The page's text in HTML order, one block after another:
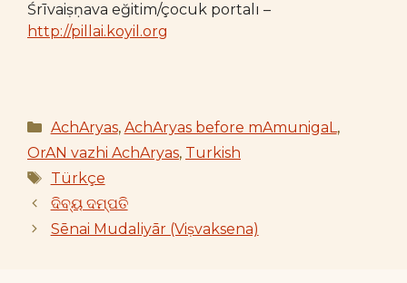
Śrīvaiṣṇava eğitim/çocuk portalı –
http://pillai.koyil.org
Categories
AchAryas, AchAryas before mAmunigaL,
OrAN vazhi AchAryas, Turkish
Tags
Türkçe
ଦିବ୍ୟ ଦମ୍ପତି
Sēnai Mudaliyār (Viṣvaksena)